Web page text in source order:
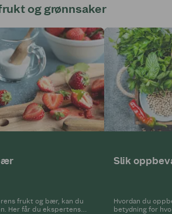
og grønnsaker
frukt og bær, kan du
Her får du ekspertens
Slik
Hvordan du
betydning for